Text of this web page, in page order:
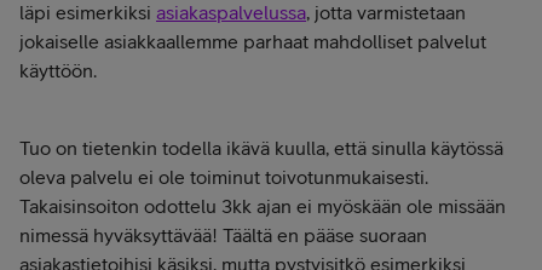
läpi esimerkiksi asiakaspalvelussa, jotta varmistetaan
jokaiselle asiakkaallemme parhaat mahdolliset palvelut
käyttöön.
Tuo on tietenkin todella ikävä kuulla, että sinulla käytössä
oleva palvelu ei ole toiminut toivotunmukaisesti.
Takaisinsoiton odottelu 3kk ajan ei myöskään ole missään
nimessä hyväksyttävää! Täältä en pääse suoraan
asiakastietoihisi käsiksi, mutta pystyisitkö esimerkiksi